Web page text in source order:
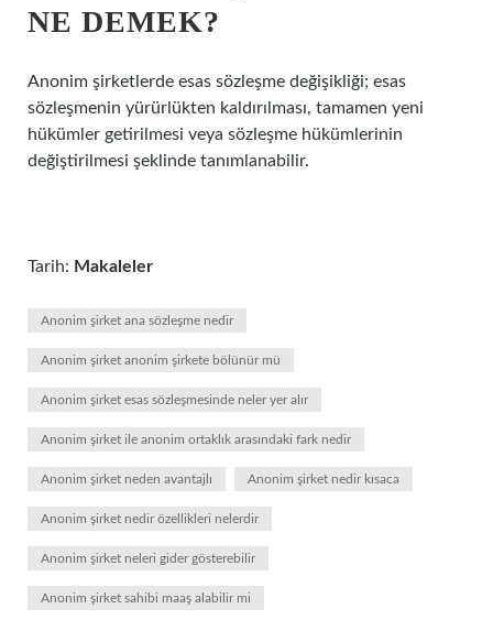
NE DEMEK?
Anonim şirketlerde esas sözleşme değişikliği; esas
sözleşmenin yürürlükten kaldırılması, tamamen yeni
hükümler getirilmesi veya sözleşme hükümlerinin
değiştirilmesi şeklinde tanımlanabilir.
Tarih: Makaleler
Anonim şirket ana sözleşme nedir
Anonim şirket anonim şirkete bölünür mü
Anonim şirket esas sözleşmesinde neler yer alır
Anonim şirket ile anonim ortaklık arasındaki fark nedir
Anonim şirket neden avantajlı Anonim şirket nedir kısaca
Anonim şirket nedir özellikleri nelerdir
Anonim şirket neleri gider gösterebilir
Anonim şirket sahibi maaş alabilir mi